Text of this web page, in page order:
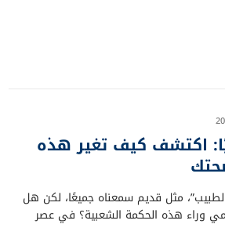
اكتشف كيف تغير هذه
مثل قديم سمعناه جميعًا، لكن هل
وراء هذه الحكمة الشعبية؟ في عصر